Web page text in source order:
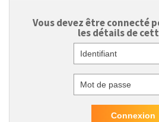
Vous devez être connecté
les détails de
Identifiant
Mot de passe